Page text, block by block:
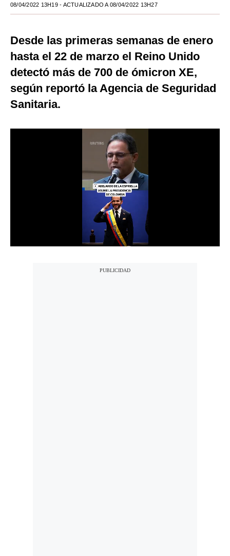
Estilos
Mundo
EEUU
México
España
08/04/2022 13H19- ACTUALIZADO A 08/04/2022 13H27
Desde las primeras semanas de enero
hasta el 22 de marzo el Reino Unido
detectó más de 700 de ómicron XE,
según reportó la Agencia de Seguridad
Sanitaria.